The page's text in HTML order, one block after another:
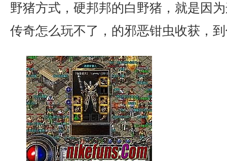
野猪方式，硬邦邦的白野猪，就是因
传奇怎么玩不了，的邪恶钳虫收获，